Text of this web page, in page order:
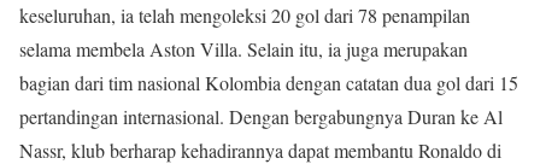
keseluruhan, ia telah mengoleksi 20 gol dari 78 penampilan
selama membela Aston Villa. Selain itu, ia juga merupakan
bagian dari tim nasional Kolombia dengan catatan dua gol dari 15
pertandingan internasional. Dengan bergabungnya Duran ke Al
Nassr, klub berharap kehadirannya dapat membantu Ronaldo di